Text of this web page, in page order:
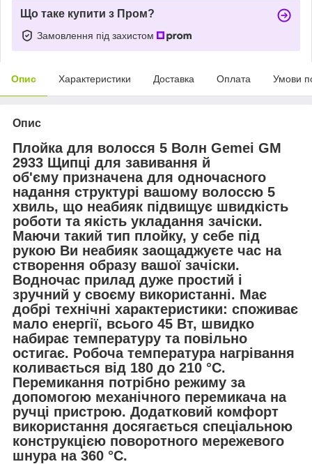
Що таке купити з Пром?
Замовлення під захистом
Опис Характеристики Доставка Оплата Умови
Опис
Плойка для волосся 5 Волн Gemei GM
2933 Щипці для завивання й
об'єму призначена для одночасного
надання структурі вашому волоссю 5
хвиль, що неабияк підвищує швидкість
роботи та якість укладання зачіски.
Маючи такий тип плойку, у себе під
рукою Ви неабияк заощаджуєте час на
створення образу вашої зачіски.
Водночас прилад дуже простий і
зручний у своєму використанні. Має
добрі технічні характеристики: споживає
мало енергії, всього 45 Вт, швидко
набирає температуру та повільно
остигає. Робоча температура нагрівання
коливається від 180 до 210 °C.
Перемикання потрібно режиму за
допомогою механічного перемикача на
ручці пристрою. Додатковий комфорт
використання досягається спеціальною
конструкцією поворотного мережевого
шнура на 360 °C.